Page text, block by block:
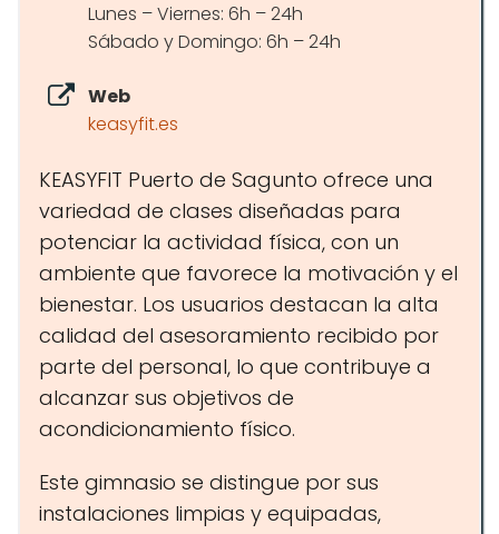
Lunes – Viernes: 6h – 24h
Sábado y Domingo: 6h – 24h
Web
keasyfit.es
KEASYFIT Puerto de Sagunto ofrece una
variedad de clases diseñadas para
potenciar la actividad física, con un
ambiente que favorece la motivación y el
bienestar. Los usuarios destacan la alta
calidad del asesoramiento recibido por
parte del personal, lo que contribuye a
alcanzar sus objetivos de
acondicionamiento físico.
Este gimnasio se distingue por sus
instalaciones limpias y equipadas,